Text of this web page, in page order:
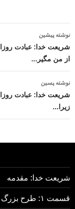
ناوبری
نوشته
نوشته پیشین
شریعت خدا: عبادت
از من مگیر…
نوشته پسین
شریعت خدا: عبادت
زیرا…
شریعت خدا: مقدمه
قسمت ۱: طرح بزرگ شیطان علیه غیریهودیان